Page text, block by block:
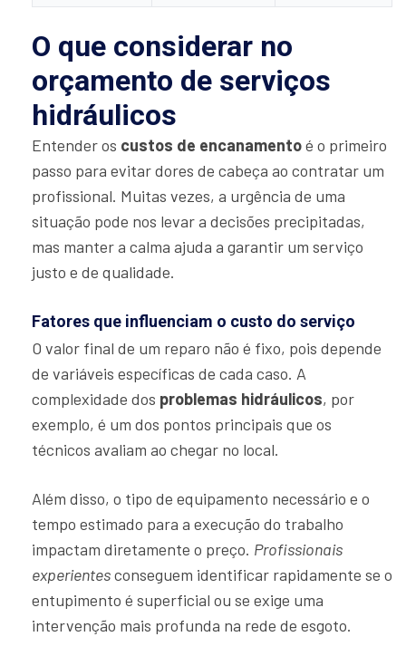
O que considerar no
orçamento de serviços
hidráulicos
Entender os custos de encanamentoé o primeiro
passo para evitar dores de cabeça ao contratar um
profissional. Muitas vezes, a urgência de uma
situação pode nos levar a decisões precipitadas,
mas manter a calma ajuda a garantir um serviço
justo e de qualidade.
Fatores que influenciam o custo do serviço
O valor final de um reparo não é fixo, pois depende
de variáveis específicas de cada caso. A
complexidade dos problemas hidráulicos, por
exemplo, é um dos pontos principais que os
técnicos avaliam ao chegar no local.
Além disso, o tipo de equipamento necessário e o
tempo estimado para a execução do trabalho
impactam diretamente o preço. Profissionais
experientesconseguem identificar rapidamente se o
entupimento é superficial ou se exige uma
intervenção mais profunda na rede de esgoto.